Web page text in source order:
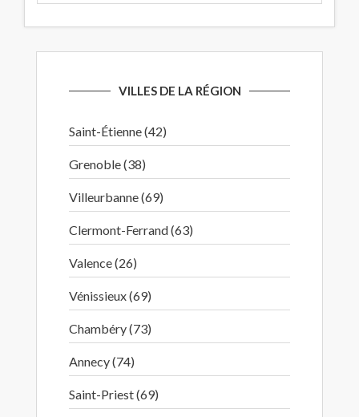
VILLES DE LA RÉGION
Saint-Étienne (42)
Grenoble (38)
Villeurbanne (69)
Clermont-Ferrand (63)
Valence (26)
Vénissieux (69)
Chambéry (73)
Annecy (74)
Saint-Priest (69)